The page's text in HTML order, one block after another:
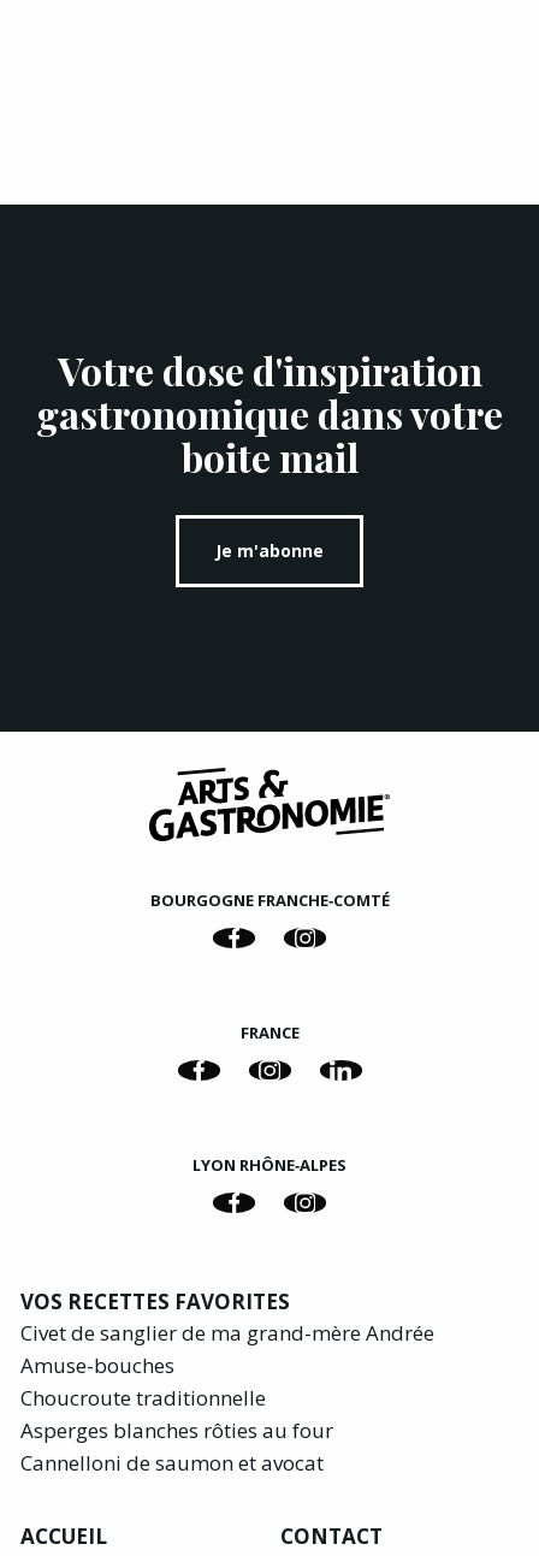
Votre dose d'inspiration
gastronomique dans votre
boite mail
Je m'abonne
BOURGOGNE FRANCHE‑COMTÉ
FRANCE
LYON RHÔNE‑ALPES
VOS RECETTES FAVORITES
Civet de sanglier de ma grand-mère Andrée
Amuse-bouches
Choucroute traditionnelle
Asperges blanches rôties au four
Cannelloni de saumon et avocat
ACCUEIL
CONTACT